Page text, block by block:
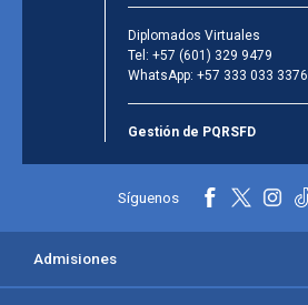
Diplomados Virtuales
Tel: +57 (601) 329 9479
WhatsApp: +57 333 033 3376
Gestión de PQRSFD
Síguenos
Admisiones